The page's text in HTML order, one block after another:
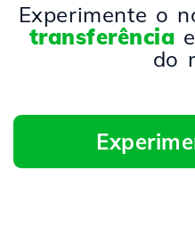
Experimente o
transferência
do